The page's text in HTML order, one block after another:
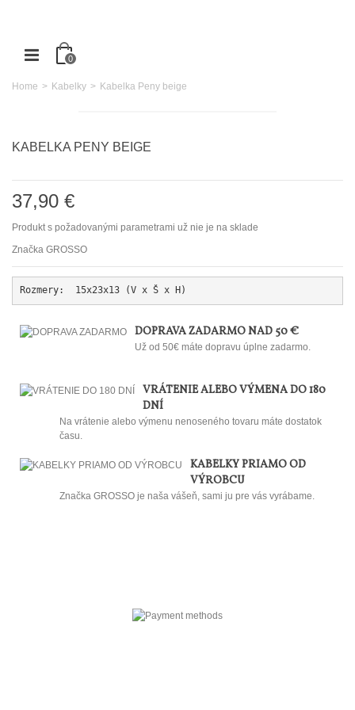
0
Home > Kabelky > Kabelka Peny beige
KABELKA PENY BEIGE
37,90 €
Produkt s požadovanými parametrami už nie je na sklade
Značka GROSSO
Rozmery: 15x23x13 (V x Š x H)
DOPRAVA ZADARMO NAD 50 €
Už od 50€ máte dopravu úplne zadarmo.
VRÁTENIE ALEBO VÝMENA DO 180
DNÍ
Na vrátenie alebo výmenu nenoseného tovaru máte dostatok
času.
KABELKY PRIAMO OD
VÝROBCU
Značka GROSSO je naša vášeň, sami ju pre vás vyrábame.